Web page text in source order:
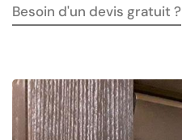
Besoin d'un devis gratuit ?